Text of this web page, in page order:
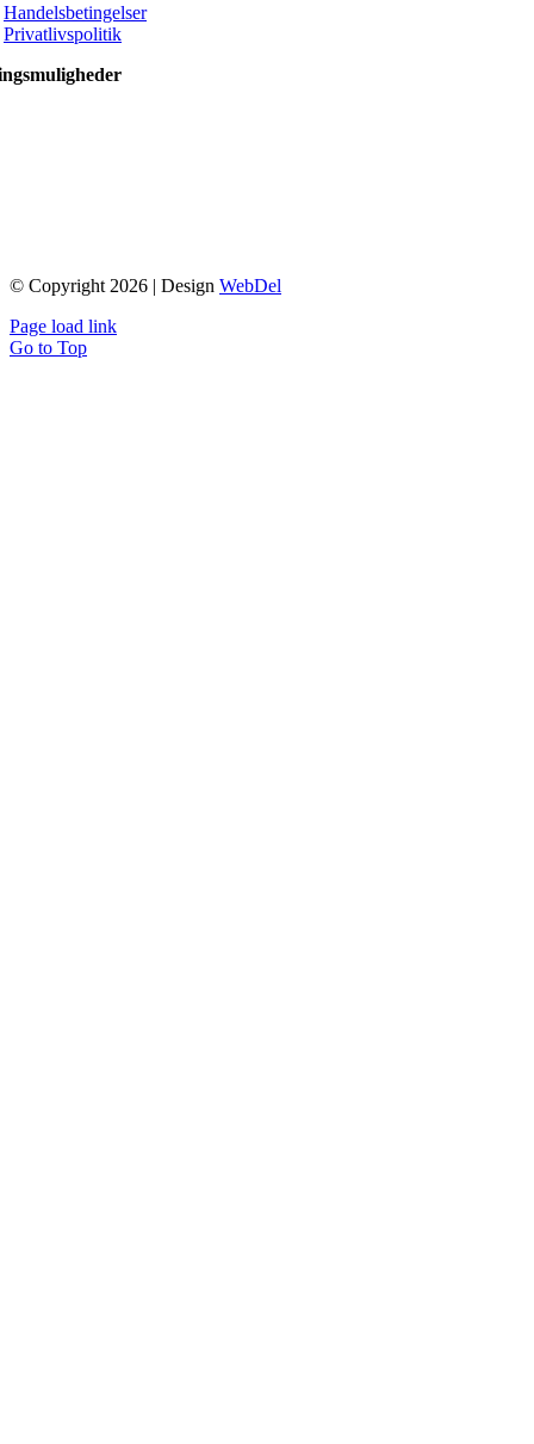
Handelsbetingelser
Privatlivspolitik
© Copyright 2026 | Design WebDel
Page load link
Go to Top